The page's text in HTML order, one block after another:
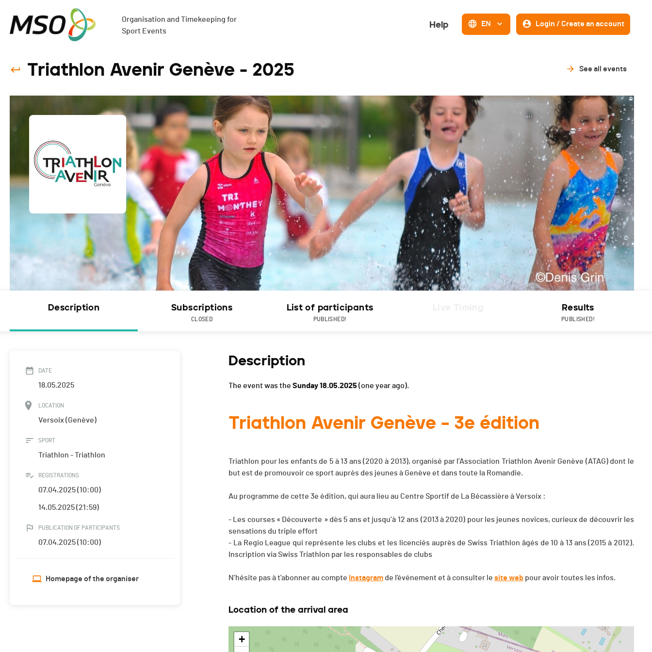
Organisation and Timekeeping for
Sport Events
Help EN Login / Create an account
Triathlon Avenir Genève - 2025 See all events
Description Subscriptions
CLOSED
List of participants
PUBLISHED!
Results
PUBLISHED!
DATE
18.05.2025
LOCATION
Versoix (Genève)
SPORT
Triathlon - Triathlon
REGISTRATIONS
07.04.2025 (10:00)
14.05.2025 (21:59)
PUBLICATION OF PARTICIPANTS
07.04.2025 (10:00)
Homepage of the organiser
Description
The event was the Sunday 18.05.2025 (one year ago).
Triathlon Avenir Genève – 3e édition
Triathlon pour les enfants de 5 à 13 ans (2020 à 2013), organisé par l’Association Triathlon Avenir Genève (ATAG) dont le
but est de promouvoir ce sport auprès des jeunes à Genève et dans toute la Romandie.
Au programme de cette 3e édition, qui aura lieu au Centre Sportif de La Bécassière à Versoix :
- Les courses « Découverte » dès 5 ans et jusqu’à 12 ans (2013 à 2020) pour les jeunes novices, curieux de découvrir les
sensations du triple effort
- La Regio League qui représente les clubs et les licenciés auprès de Swiss Triathlon âgés de 10 à 13 ans (2015 à 2012).
Inscription via Swiss Triathlon par les responsables de clubs
N’hésite pas à t'abonner au compte Instagram de l'événement et à consulter le site web pour avoir toutes les infos.
Location of the arrival area
+